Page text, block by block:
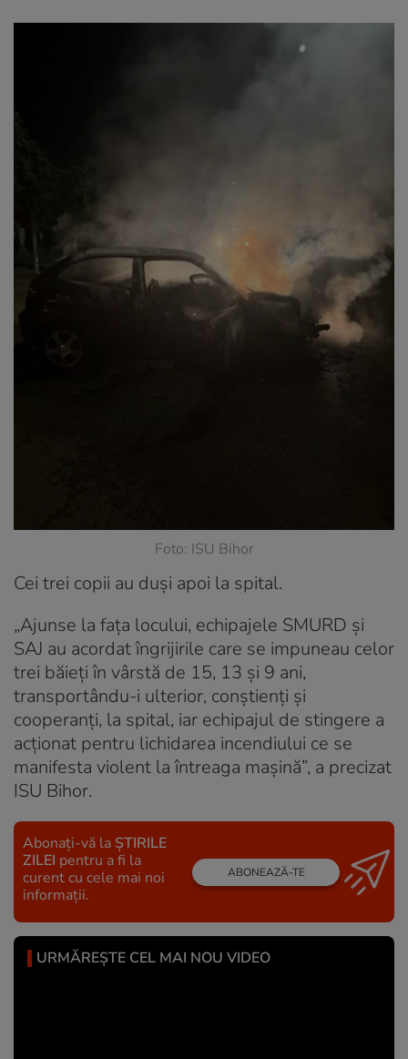
Foto: ISU Bihor
Cei trei copii au duși apoi la spital.
„Ajunse la faţa locului, echipajele SMURD şi
SAJ au acordat îngrijirile care se impuneau celor
trei băieţi în vârstă de 15, 13 şi 9 ani,
transportându-i ulterior, conştienţi şi
cooperanţi, la spital, iar echipajul de stingere a
acţionat pentru lichidarea incendiului ce se
manifesta violent la întreaga maşină”, a precizat
ISU Bihor.
Abonați-vă la ȘTIRILE
ZILEI pentru a fi la
curent cu cele mai noi
informații.
ABONEAZĂ-TE
URMĂREȘTE CEL MAI NOU VIDEO